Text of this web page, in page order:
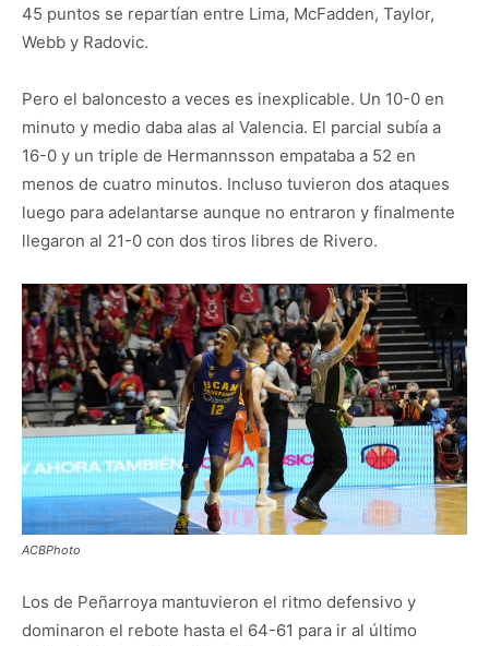
45 puntos se repartían entre Lima, McFadden, Taylor,
Webb y Radovic.
Pero el baloncesto a veces es inexplicable. Un 10-0 en
minuto y medio daba alas al Valencia. El parcial subía a
16-0 y un triple de Hermannsson empataba a 52 en
menos de cuatro minutos. Incluso tuvieron dos ataques
luego para adelantarse aunque no entraron y finalmente
llegaron al 21-0 con dos tiros libres de Rivero.
ACBPhoto
Los de Peñarroya mantuvieron el ritmo defensivo y
dominaron el rebote hasta el 64-61 para ir al último